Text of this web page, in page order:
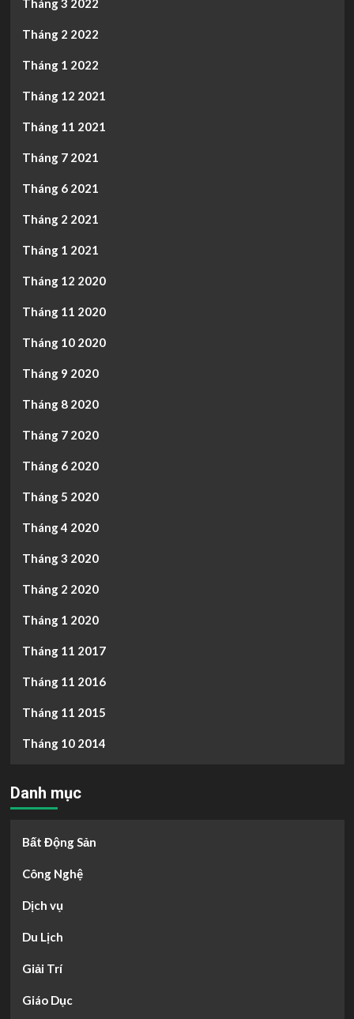
Tháng 3 2022
Tháng 2 2022
Tháng 1 2022
Tháng 12 2021
Tháng 11 2021
Tháng 7 2021
Tháng 6 2021
Tháng 2 2021
Tháng 1 2021
Tháng 12 2020
Tháng 11 2020
Tháng 10 2020
Tháng 9 2020
Tháng 8 2020
Tháng 7 2020
Tháng 6 2020
Tháng 5 2020
Tháng 4 2020
Tháng 3 2020
Tháng 2 2020
Tháng 1 2020
Tháng 11 2017
Tháng 11 2016
Tháng 11 2015
Tháng 10 2014
Danh mục
Bất Động Sản
Công Nghệ
Dịch vụ
Du Lịch
Giải Trí
Giáo Dục